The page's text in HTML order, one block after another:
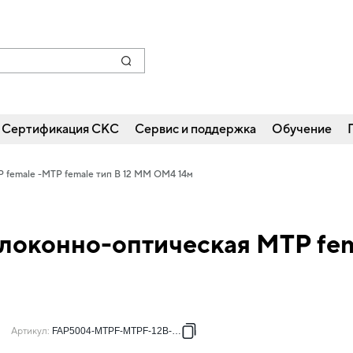
Сертификация СКС Сервис и поддержка Обучение
female -MTP female тип B 12 MM OM4 14м
оптическая MTP
Артикул: FAP5004-MTPF-MTPF-12B-014